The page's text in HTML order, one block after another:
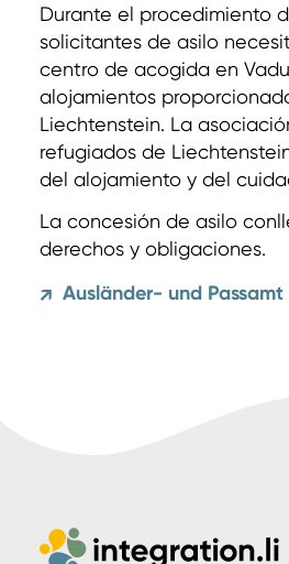
Durante el procedimiento
solicitantes de asilo
centro de acogida en
alojamientos
Liechtenstein. La
refugiados de
del alojamiento y del
La concesión de asilo
derechos y obligaciones.
↗ Ausländer- und Passamt -